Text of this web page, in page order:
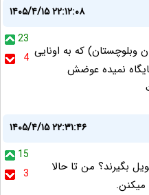
۱۴۰۵/۴/۱۵ ۲۲:۱۲:۰۸
23
4 وبلوچستان) که به اونایی
نمیده عوضش
۱۴۰۵/۴/۱۵ ۲۲:۳۱:۴۶
15
3
بگیرند؟ من تا حالا